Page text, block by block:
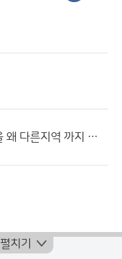
충북에서 지진 발생한 것을 왜 다른지역 까지 보냅니까?
펼치기